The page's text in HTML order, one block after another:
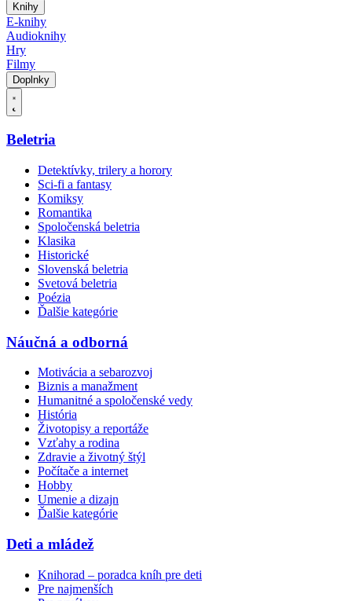
Knihy
E-knihy
Audioknihy
Hry
Filmy
Doplnky
Beletria
Detektívky, trilery a horory
Sci-fi a fantasy
Komiksy
Romantika
Spoločenská beletria
Klasika
Historické
Slovenská beletria
Svetová beletria
Poézia
Ďalšie kategórie
Náučná a odborná
Motivácia a sebarozvoj
Biznis a manažment
Humanitné a spoločenské vedy
História
Životopisy a reportáže
Vzťahy a rodina
Zdravie a životný štýl
Počítače a internet
Hobby
Umenie a dizajn
Ďalšie kategórie
Deti a mládež
Knihorad – poradca kníh pre deti
Pre najmenších